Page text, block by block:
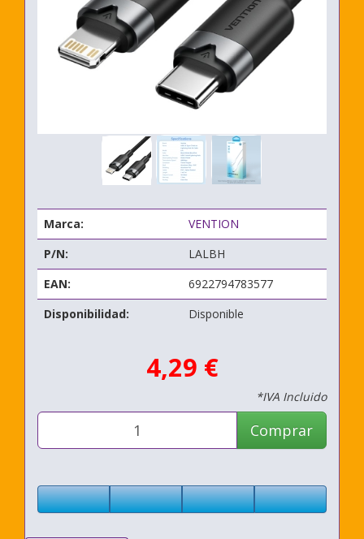
Marca:
VENTION
P/N:
LALBH
EAN:
6922794783577
Disponibilidad:
Disponible
4,29 €
*IVA Incluido
Comprar